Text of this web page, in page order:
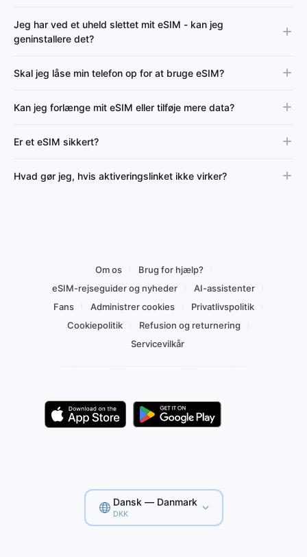
Jeg har ved et uheld slettet mit eSIM - kan jeg
geninstallere det?
Skal jeg låse min telefon op for at bruge eSIM?
Kan jeg forlænge mit eSIM eller tilføje mere data?
Er et eSIM sikkert?
Hvad gør jeg, hvis aktiveringslinket ikke virker?
Om os
Brug for hjælp?
eSIM-rejseguider og nyheder
AI-assistenter
Fans
Administrer cookies
Privatlivspolitik
Cookiepolitik
Refusion og returnering
Servicevilkår
Dansk — Danmark
DKK